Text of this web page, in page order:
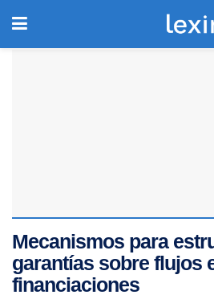
Mecanismos para
garantías sobre flujos
financiaciones